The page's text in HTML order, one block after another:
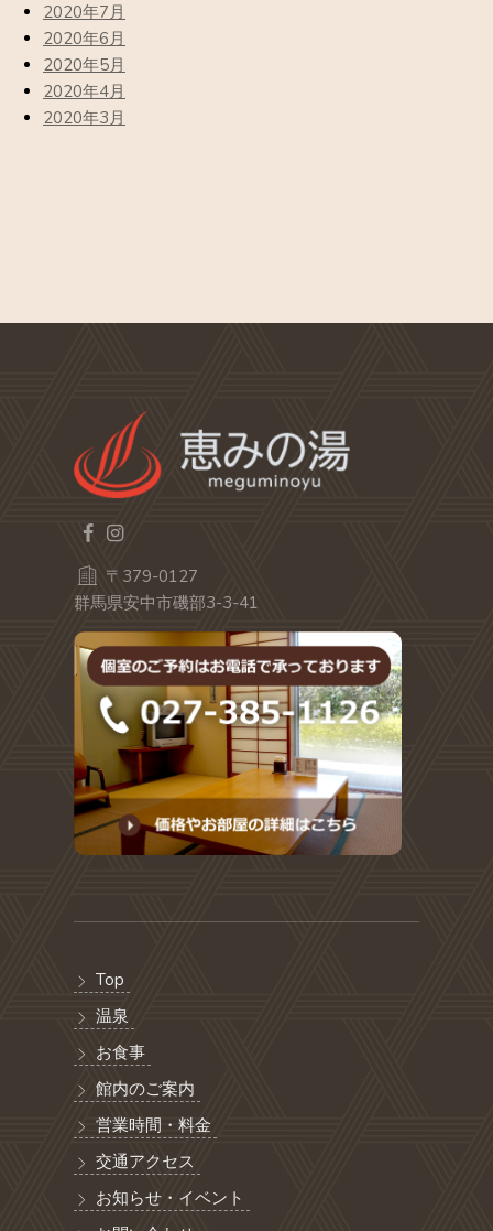
2020年7月
2020年6月
2020年5月
2020年4月
2020年3月
〒379-0127
群馬県安中市磯部3-3-41
Top
温泉
お食事
館内のご案内
営業時間・料金
交通アクセス
お知らせ・イベント